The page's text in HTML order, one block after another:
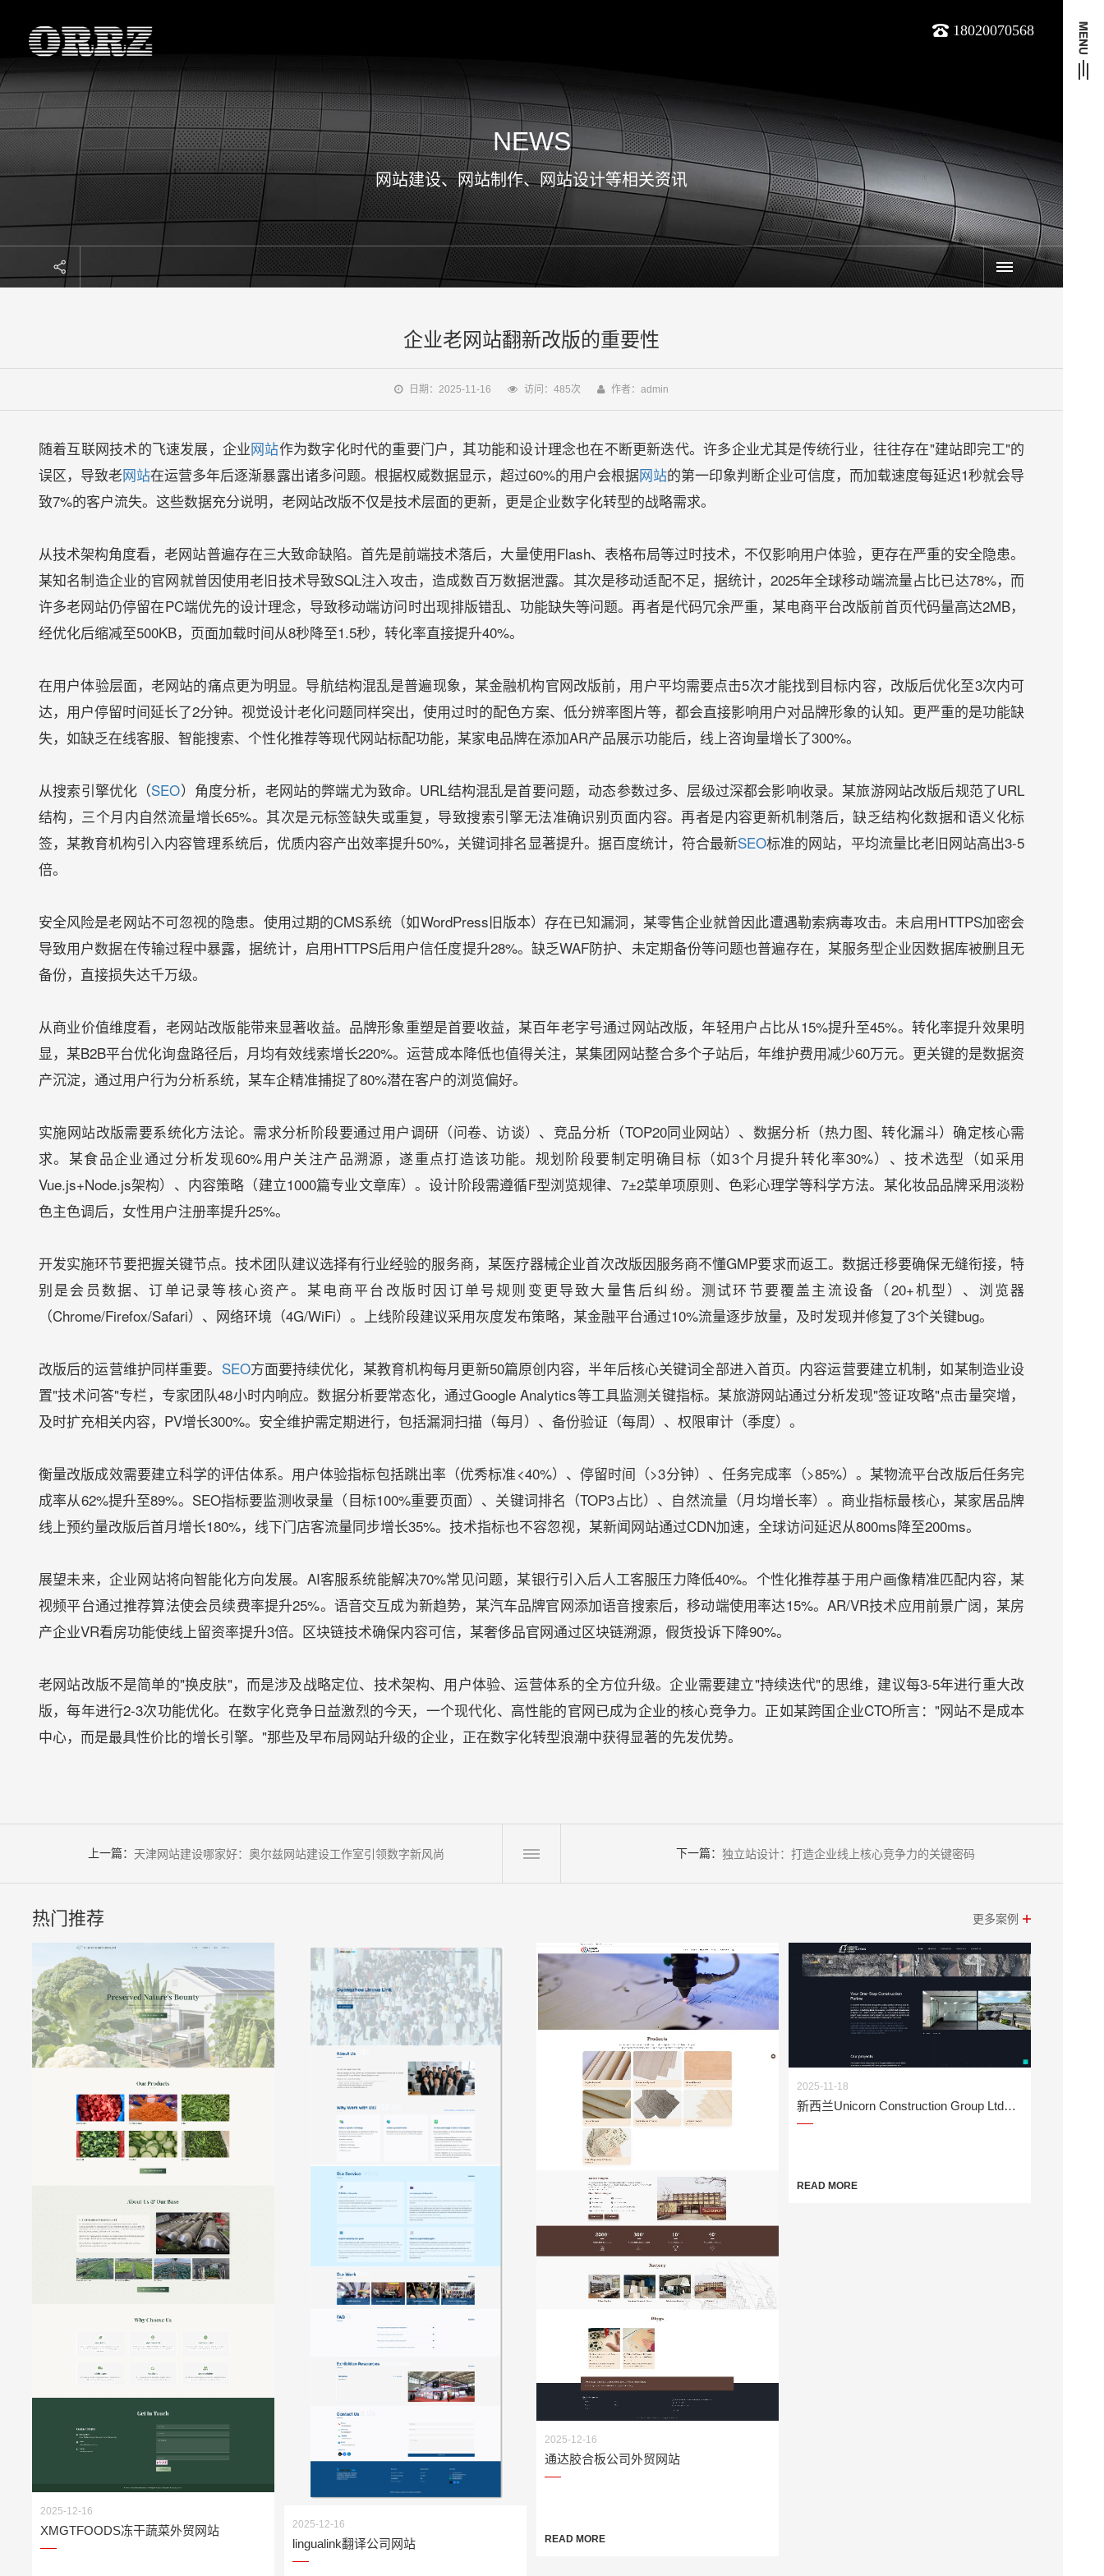
18020070568
NEWS
网站建设、网站制作、网站设计等相关资讯
企业老网站翻新改版的重要性
日期：2025-11-16 访问：485次 作者：admin
随着互联网技术的飞速发展，企业网站作为数字化时代的重要门户，其功能和设计理念也在不断更新迭代。许多企业尤其是传统行业，往往存在"建站即完工"的
误区，导致老网站在运营多年后逐渐暴露出诸多问题。根据权威数据显示，超过60%的用户会根据网站的第一印象判断企业可信度，而加载速度每延迟1秒就会导
致7%的客户流失。这些数据充分说明，老网站改版不仅是技术层面的更新，更是企业数字化转型的战略需求。
从技术架构角度看，老网站普遍存在三大致命缺陷。首先是前端技术落后，大量使用Flash、表格布局等过时技术，不仅影响用户体验，更存在严重的安全隐患。
某知名制造企业的官网就曾因使用老旧技术导致SQL注入攻击，造成数百万数据泄露。其次是移动适配不足，据统计，2025年全球移动端流量占比已达78%，而
许多老网站仍停留在PC端优先的设计理念，导致移动端访问时出现排版错乱、功能缺失等问题。再者是代码冗余严重，某电商平台改版前首页代码量高达2MB，
经优化后缩减至500KB，页面加载时间从8秒降至1.5秒，转化率直接提升40%。
在用户体验层面，老网站的痛点更为明显。导航结构混乱是普遍现象，某金融机构官网改版前，用户平均需要点击5次才能找到目标内容，改版后优化至3次内可
达，用户停留时间延长了2分钟。视觉设计老化问题同样突出，使用过时的配色方案、低分辨率图片等，都会直接影响用户对品牌形象的认知。更严重的是功能缺
失，如缺乏在线客服、智能搜索、个性化推荐等现代网站标配功能，某家电品牌在添加AR产品展示功能后，线上咨询量增长了300%。
从搜索引擎优化（SEO）角度分析，老网站的弊端尤为致命。URL结构混乱是首要问题，动态参数过多、层级过深都会影响收录。某旅游网站改版后规范了URL
结构，三个月内自然流量增长65%。其次是元标签缺失或重复，导致搜索引擎无法准确识别页面内容。再者是内容更新机制落后，缺乏结构化数据和语义化标
签，某教育机构引入内容管理系统后，优质内容产出效率提升50%，关键词排名显著提升。据百度统计，符合最新SEO标准的网站，平均流量比老旧网站高出3-5
倍。
安全风险是老网站不可忽视的隐患。使用过期的CMS系统（如WordPress旧版本）存在已知漏洞，某零售企业就曾因此遭遇勒索病毒攻击。未启用HTTPS加密会
导致用户数据在传输过程中暴露，据统计，启用HTTPS后用户信任度提升28%。缺乏WAF防护、未定期备份等问题也普遍存在，某服务型企业因数据库被删且无
备份，直接损失达千万级。
从商业价值维度看，老网站改版能带来显著收益。品牌形象重塑是首要收益，某百年老字号通过网站改版，年轻用户占比从15%提升至45%。转化率提升效果明
显，某B2B平台优化询盘路径后，月均有效线索增长220%。运营成本降低也值得关注，某集团网站整合多个子站后，年维护费用减少60万元。更关键的是数据资
产沉淀，通过用户行为分析系统，某车企精准捕捉了80%潜在客户的浏览偏好。
实施网站改版需要系统化方法论。需求分析阶段要通过用户调研（问卷、访谈）、竞品分析（TOP20同业网站）、数据分析（热力图、转化漏斗）确定核心需
求。某食品企业通过分析发现60%用户关注产品溯源，遂重点打造该功能。规划阶段要制定明确目标（如3个月提升转化率30%）、技术选型（如采用
Vue.js+Node.js架构）、内容策略（建立1000篇专业文章库）。设计阶段需遵循F型浏览规律、7±2菜单项原则、色彩心理学等科学方法。某化妆品品牌采用淡粉
色主色调后，女性用户注册率提升25%。
开发实施环节要把握关键节点。技术团队建议选择有行业经验的服务商，某医疗器械企业首次改版因服务商不懂GMP要求而返工。数据迁移要确保无缝衔接，特
别是会员数据、订单记录等核心资产。某电商平台改版时因订单号规则变更导致大量售后纠纷。测试环节要覆盖主流设备（20+机型）、浏览器
（Chrome/Firefox/Safari）、网络环境（4G/WiFi）。上线阶段建议采用灰度发布策略，某金融平台通过10%流量逐步放量，及时发现并修复了3个关键bug。
改版后的运营维护同样重要。 SEO方面要持续优化，某教育机构每月更新50篇原创内容，半年后核心关键词全部进入首页。内容运营要建立机制，如某制造业设
置"技术问答"专栏，专家团队48小时内响应。数据分析要常态化，通过Google Analytics等工具监测关键指标。某旅游网站通过分析发现"签证攻略"点击量突增，
及时扩充相关内容，PV增长300%。安全维护需定期进行，包括漏洞扫描（每月）、备份验证（每周）、权限审计（季度）。
衡量改版成效需要建立科学的评估体系。用户体验指标包括跳出率（优秀标准<40%）、停留时间（>3分钟）、任务完成率（>85%）。某物流平台改版后任务完
成率从62%提升至89%。SEO指标要监测收录量（目标100%重要页面）、关键词排名（TOP3占比）、自然流量（月均增长率）。商业指标最核心，某家居品牌
线上预约量改版后首月增长180%，线下门店客流量同步增长35%。技术指标也不容忽视，某新闻网站通过CDN加速，全球访问延迟从800ms降至200ms。
展望未来，企业网站将向智能化方向发展。AI客服系统能解决70%常见问题，某银行引入后人工客服压力降低40%。个性化推荐基于用户画像精准匹配内容，某
视频平台通过推荐算法使会员续费率提升25%。语音交互成为新趋势，某汽车品牌官网添加语音搜索后，移动端使用率达15%。AR/VR技术应用前景广阔，某房
产企业VR看房功能使线上留资率提升3倍。区块链技术确保内容可信，某奢侈品官网通过区块链溯源，假货投诉下降90%。
老网站改版不是简单的"换皮肤"，而是涉及战略定位、技术架构、用户体验、运营体系的全方位升级。企业需要建立"持续迭代"的思维，建议每3-5年进行重大改
版，每年进行2-3次功能优化。在数字化竞争日益激烈的今天，一个现代化、高性能的官网已成为企业的核心竞争力。正如某跨国企业CTO所言："网站不是成本
中心，而是最具性价比的增长引擎。"那些及早布局网站升级的企业，正在数字化转型浪潮中获得显著的先发优势。
上一篇： 天津网站建设哪家好：奥尔兹网站建设工作室引领数字新风尚 下一篇： 独立站设计：打造企业线上核心竞争力的关键密码
热门推荐 更多案例
2025-12-16
XMGTFOODS冻干蔬菜外贸网站 2025-12-16
lingualink翻译公司网站
2025-12-16
通达胶合板公司外贸网站
READ MORE
2025-11-18
新西兰Unicorn Construction Group Ltd网站建设案例
READ MORE